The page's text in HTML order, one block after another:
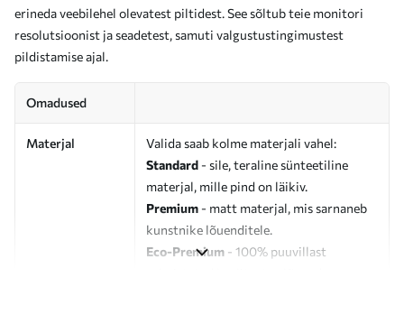
erineda veebilehel olevatest piltidest. See sõltub teie monitori
resolutsioonist ja seadetest, samuti valgustustingimustest
pildistamise ajal.
Omadused
Materjal
Valida saab kolme materjali vahel:
Standard - sile, teraline sünteetiline
materjal, mille pind on läikiv.
Premium - matt materjal, mis sarnaneb
kunstnike lõuenditele.
Eco-Premium - 100% puuvillast